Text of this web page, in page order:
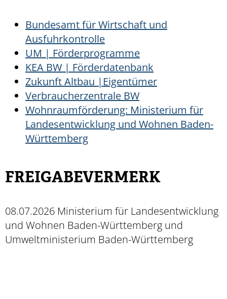
Bundesamt für Wirtschaft und
Ausfuhrkontrolle
UM | Förderprogramme
KEA BW | Förderdatenbank
Zukunft Altbau |Eigentümer
Verbraucherzentrale BW
Wohnraumförderung: Ministerium für
Landesentwicklung und Wohnen Baden-
Württemberg
FREIGABEVERMERK
08.07.2026 Ministerium für Landesentwicklung
und Wohnen Baden-Württemberg und
Umweltministerium Baden-Württemberg